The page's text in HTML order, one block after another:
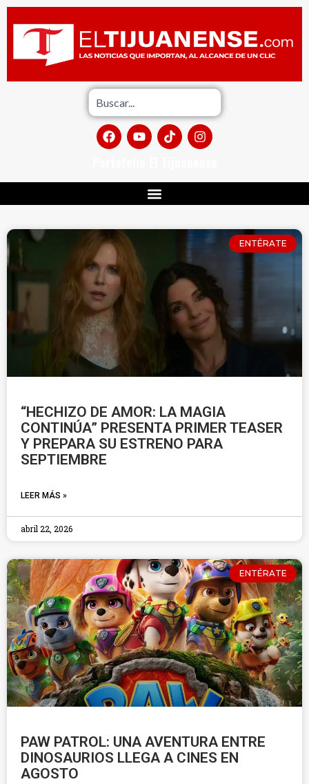
ENTÉRATE
“HECHIZO DE AMOR: LA MAGIA
CONTINÚA” PRESENTA PRIMER TEASER
Y PREPARA SU ESTRENO PARA
SEPTIEMBRE
LEER MÁS »
abril 22, 2026
ENTÉRATE
PAW PATROL: UNA AVENTURA ENTRE
DINOSAURIOS LLEGA A CINES EN
AGOSTO